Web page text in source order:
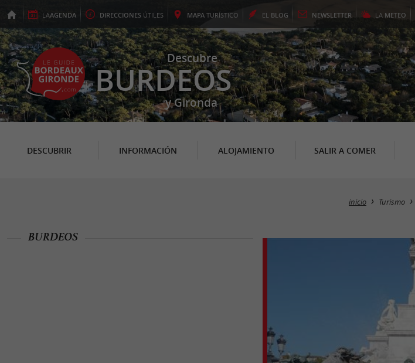
LAAGENDA DIRECCIONES ÚTILES MAPA TURÍSTICO EL BLOG NEWSLETTER LA METEO
Descubre
BURDEOS
y Gironda
DESCUBRIR INFORMACIÓN ALOJAMIENTO SALIR A COMER
inicio Turismo
BURDEOS